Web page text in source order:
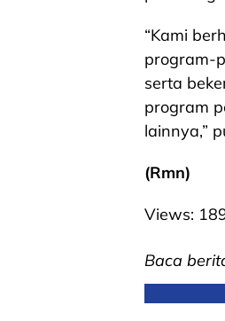
“Kami
program-
serta
program
lainnya,”
(Rmn)
Views:
Baca